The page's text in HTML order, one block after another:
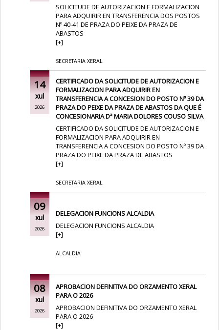
SOLICITUDE DE AUTORIZACION E FORMALIZACION
PARA ADQUIRIR EN TRANSFERENCIA DOS POSTOS
Nº 40-41 DE PRAZA DO PEIXE DA PRAZA DE
ABASTOS
[+]
SECRETARIA XERAL
14
xul
2026
CERTIFICADO DA SOLICITUDE DE AUTORIZACION E
FORMALIZACION PARA ADQUIRIR EN
TRANSFERENCIA A CONCESION DO POSTO Nº 39 DA
PRAZA DO PEIXE DA PRAZA DE ABASTOS DA QUE É
CONCESIONARIA Dª MARIA DOLORES COUSO SILVA
CERTIFICADO DA SOLICITUDE DE AUTORIZACION E
FORMALIZACION PARA ADQUIRIR EN
TRANSFERENCIA A CONCESION DO POSTO Nº 39 DA
PRAZA DO PEIXE DA PRAZA DE ABASTOS
[+]
SECRETARIA XERAL
09
xul
2026
DELEGACION FUNCIONS ALCALDIA
DELEGACION FUNCIONS ALCALDIA
[+]
ALCALDIA
08
xul
2026
APROBACION DEFINITIVA DO ORZAMENTO XERAL
PARA O 2026
APROBACION DEFINITIVA DO ORZAMENTO XERAL
PARA O 2026
[+]